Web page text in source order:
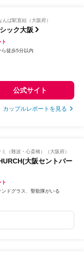
ば駅直結（大阪府）
ック大阪
ら徒歩5分以内
公式サイト
カップルレポートを見る
（難波・心斎橋）（大阪府）
大阪セントバー
ンドグラス 聖歌隊がいる